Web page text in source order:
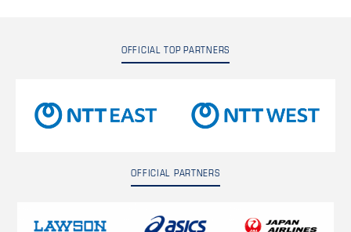
OFFICIAL TOP PARTNERS
OFFICIAL PARTNERS